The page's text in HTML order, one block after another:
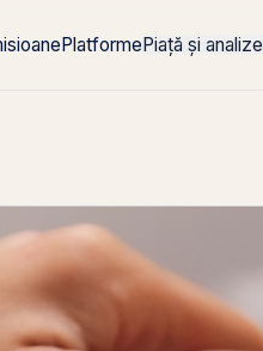
PlatformePiață și analize